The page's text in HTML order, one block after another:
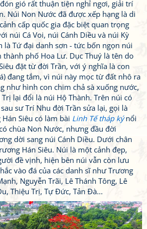
gió rất thuận tiện nghỉ ngơi, giải trí
Núi Non Nước đã được xếp hạng là di
cấp quốc gia đặc biệt quan trọng
núi Cá Voi, núi Cánh Diều và núi Kỳ
là Tứ đại danh sơn - tức bốn ngọn núi
phố Hoa Lư. Dục Thuý là tên do
đặt từ đời Trần, với ý nghĩa là con
đang tắm, vì núi này mọc từ đất nhô ra
như hình con chim chả sà xuống nước,
lại đổi là núi Hộ Thành. Trên núi có
sư Trí Nhu đời Trần sửa lại, gọi là
Siêu có làm bài Linh Tế tháp kýnổi
chùa Non Nước, nhưng đầu đời
dời sang núi Cánh Diều. Dưới chân
Hán Siêu. Núi là một cảnh đẹp,
đề vịnh, hiện bên núi vẫn còn lưu
vào đá của các danh sĩ như Trương
Nguyễn Trãi, Lê Thánh Tông, Lê
Thiệu Trị, Tự Đức, Tản Đà...